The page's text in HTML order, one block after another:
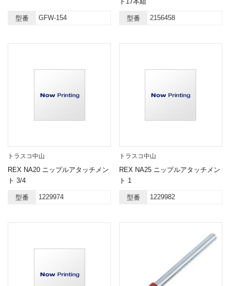
型番 GFW-154 型番 2156458
トラスコ中山
REX NA20 ニップルアタッチメン
ト 3/4
型番 1229974
トラスコ中山
REX NA25 ニップルアタッチメン
ト 1
型番 1229982